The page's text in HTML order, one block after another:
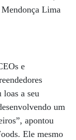
Lima
e
a seu
um
apontou
Ele mesmo